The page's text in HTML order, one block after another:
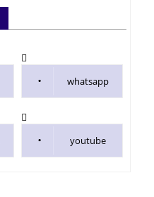
whatsapp
youtube